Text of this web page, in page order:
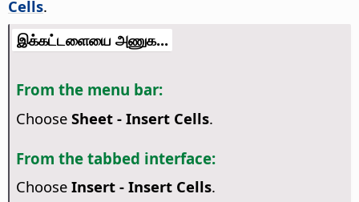
Cells.
இக்கட்டளையை அணுக...
From the menu bar:
Choose Sheet - Insert Cells.
From the tabbed interface:
Choose Insert - Insert Cells.